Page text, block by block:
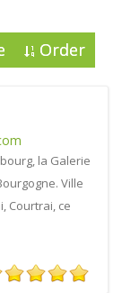
Order
la Galerie
Ville
Courtrai, ce